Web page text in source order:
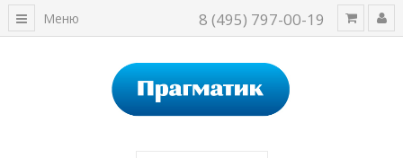
8 (495) 797-00-19
Меню